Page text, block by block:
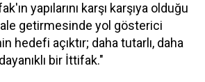
yapılarını karşı karşıya olduğu
getirmesinde yol gösterici
hedefi açıktır; daha tutarlı, daha
bir İttifak."